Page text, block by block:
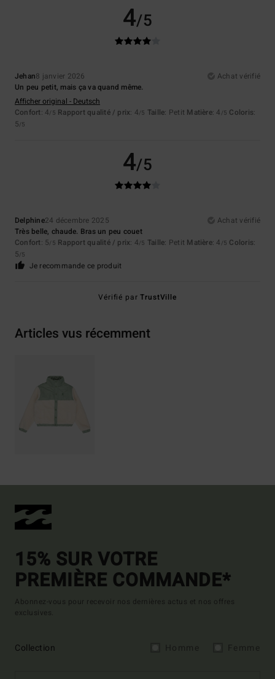
4/5
Jehan8 janvier 2026
Achat vérifié
Un peu petit, mais ça va quand même.
Afficher original - Deutsch
Confort: 4/5 Rapport qualité / prix: 4/5 Taille: Petit Matière: 4 /5 Coloris:
5/5
4/5
Delphine24 décembre 2025
Achat vérifié
Très belle, chaude. Bras un peu couet
Confort: 5/5 Rapport qualité / prix: 4/5 Taille: Petit Matière: 4 /5 Coloris:
5/5
Je recommande ce produit
Vérifié parTrustVille
Articles vus récemment
15% SUR VOTRE
PREMIÈRE COMMANDE*
Abonnez-vous pour recevoir nos dernières actus et nos offres
exclusives.
Collection